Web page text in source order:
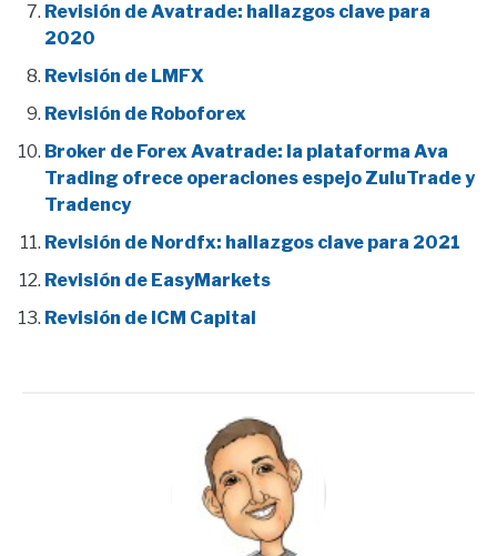
Revisión de Avatrade: hallazgos clave para
2020
Revisión de LMFX
Revisión de Roboforex
Broker de Forex Avatrade: la plataforma Ava
Trading ofrece operaciones espejo ZuluTrade y
Tradency
Revisión de Nordfx: hallazgos clave para 2021
Revisión de EasyMarkets
Revisión de ICM Capital